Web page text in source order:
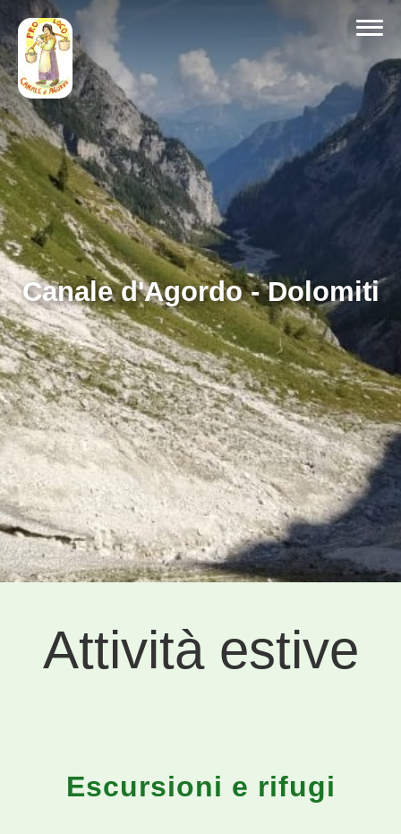
Canale d'Agordo - Dolomiti
Attività estive
Escursioni e rifugi